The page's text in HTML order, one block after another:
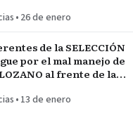
• 26 de enero
de la SELECCIÓN
por el mal manejo de
al frente de la
• 13 de enero